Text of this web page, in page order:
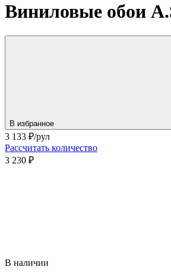
Виниловые обои
В избранное
3 133 ₽/рул
Рассчитать количество
3 230 ₽
В наличии